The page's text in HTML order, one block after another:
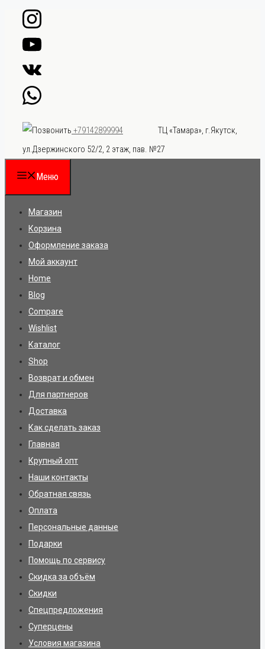
Перейти
содержимому
+79142899994
ТЦ «Тамара», г.Якутск,
ул.Дзержинского 52/2, 2 этаж, пав. №27
Меню
Магазин
Корзина
Оформление заказа
Мой аккаунт
Home
Blog
Compare
Wishlist
Каталог
Shop
Возврат и обмен
Для партнеров
Доставка
Как сделать заказ
Главная
Крупный опт
Наши контакты
Обратная связь
Оплата
Персональные данные
Подарки
Помощь по сервису
Скидка за объём
Скидки
Спецпредложения
Суперцены
Условия магазина